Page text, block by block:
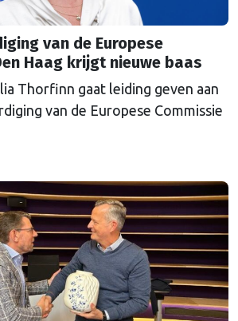
van de Europese
Haag krijgt nieuwe baas
Thorfinn gaat leiding geven aan
van de Europese Commissie